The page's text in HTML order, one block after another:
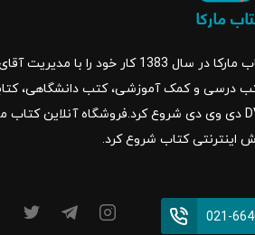
بانک کتاب مارکا در سال 1383 کار
اینترنتی کتاب شروع کرد.
021-